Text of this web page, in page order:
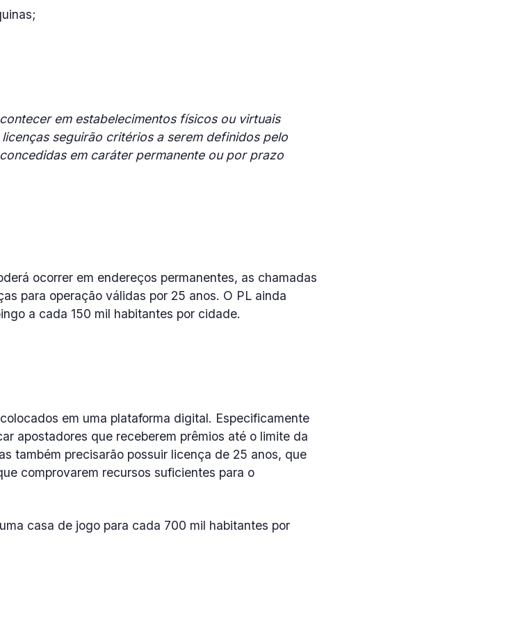
em estabelecimentos físicos ou virtuais
seguirão critérios a serem definidos pelo
em caráter permanente ou por prazo
ocorrer em endereços permanentes, as chamadas
para operação válidas por 25 anos. O PL ainda
a cada 150 mil habitantes por cidade.
em uma plataforma digital. Especificamente
apostadores que receberem prêmios até o limite da
também precisarão possuir licença de 25 anos, que
comprovarem recursos suficientes para o
casa de jogo para cada 700 mil habitantes por